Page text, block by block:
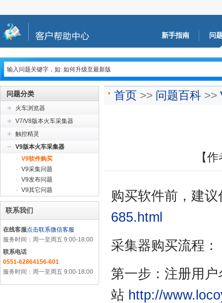
新手指南 问
问题分类
火车浏览器
V7/V8版本火车采集器
触控精灵
V9版本火车采集器
V9软件购买
V9采集问题
V9发布问题
V9其它问题
联系我们
在线客服点击联系微信客服
服务时间：周一至周五 9:00-18:00
联系电话
0551-62864156-601
服务时间：周一至周五 9:00-18:00
首页 >> 问题百科 >>
【
购买软件前，建
685.html
采集器购买流程：
第一步：注册用
站 http://